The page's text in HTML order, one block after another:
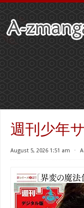
週刊少年
August 5, 2026 1:51 am ⋅